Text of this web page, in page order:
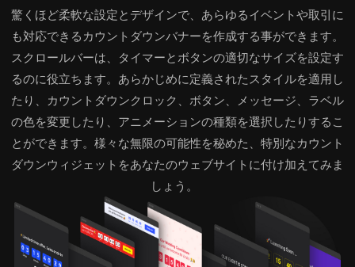
驚くほど柔軟な設定とデザインで、あらゆるイベントや取引に
も対応できるカウントダウンバナーを作成する事ができます。
スクロールバーは、タイマーとボタンの適切なサイズを設定す
るのに役立ちます。あらかじめに定義されたスタイルを適用し
たり、カウントダウンクロック、ボタン、メッセージ、ラベル
の色を変更したり、アニメーションの種類を選択したりするこ
とができます。様々な無限の可能性を秘めた、特別なカウント
ダウンウィジェットをあなたのウェブサイトに付け加えてみま
しょう。